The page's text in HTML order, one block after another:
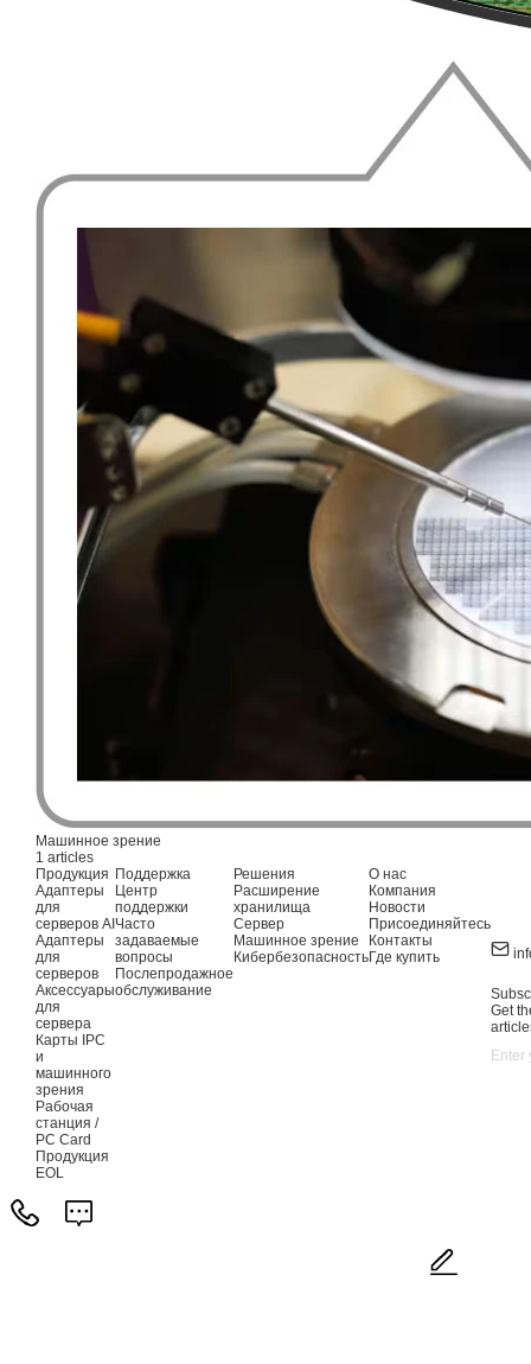
Машинное зрение
1 articles
Продукция
Адаптеры
для
серверов AI
Адаптеры
для
серверов
Аксессуары
для
сервера
Карты IPC
и
машинного
зрения
Рабочая
станция /
PC Card
Продукция
EOL
Поддержка
Центр
поддержки
Часто
задаваемые
вопросы
Послепродажное
обслуживание
Решения
Расширение
хранилища
Сервер
Машинное зрение
Кибербезопасность
О нас
Компания
Новости
Присоединяйтесь
Контакты
Где купить
Get